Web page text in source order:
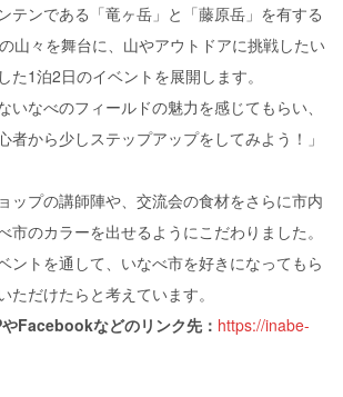
テンである「竜ヶ岳」と「藤原岳」を有する
山々を舞台に、山やアウトドアに挑戦したい
た1泊2日のイベントを展開します。
いなべのフィールドの魅力を感じてもらい、
者から少しステップアップをしてみよう！」
ップの講師陣や、交流会の食材をさらに市内
市のカラーを出せるようにこだわりました。
ントを通して、いなべ市を好きになってもら
ただけたらと考えています。
Facebookなどのリンク先： https://inabe-